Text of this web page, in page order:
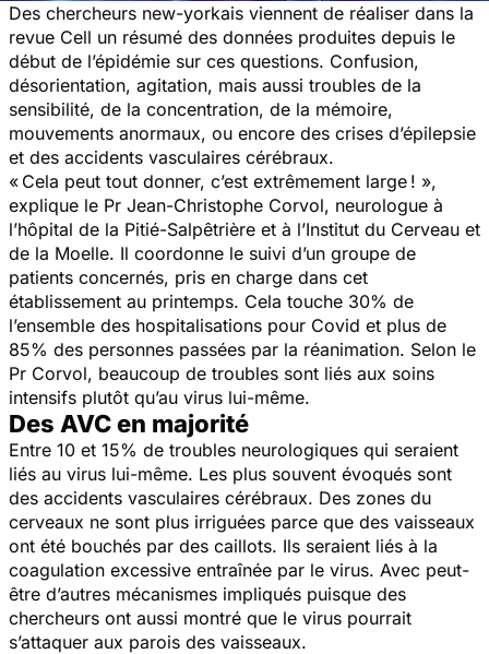
Des chercheurs new-yorkais viennent de réaliser dans la
revue Cell un résumé des données produites depuis le
début de l’épidémie sur ces questions. Confusion,
désorientation, agitation, mais aussi troubles de la
sensibilité, de la concentration, de la mémoire,
mouvements anormaux, ou encore des crises d’épilepsie
et des accidents vasculaires cérébraux.
« Cela peut tout donner, c’est extrêmement large ! »,
explique le Pr Jean-Christophe Corvol, neurologue à
l’hôpital de la Pitié-Salpêtrière et à l’Institut du Cerveau et
de la Moelle. Il coordonne le suivi d’un groupe de
patients concernés, pris en charge dans cet
établissement au printemps. Cela touche 30% de
l’ensemble des hospitalisations pour Covid et plus de
85% des personnes passées par la réanimation. Selon le
Pr Corvol, beaucoup de troubles sont liés aux soins
intensifs plutôt qu’au virus lui-même.
Des AVC en majorité​
Entre 10 et 15% de troubles neurologiques qui seraient
liés au virus lui-même. Les plus souvent évoqués sont
des accidents vasculaires cérébraux. Des zones du
cerveaux ne sont plus irriguées parce que des vaisseaux
ont été bouchés par des caillots. Ils seraient liés à la
coagulation excessive entraînée par le virus. Avec peut-
être d’autres mécanismes impliqués puisque des
chercheurs ont aussi montré que le virus pourrait
s’attaquer aux parois des vaisseaux.